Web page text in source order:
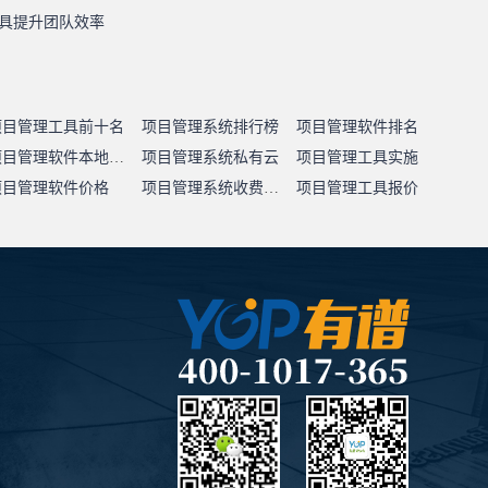
提升团队效率
管理工具前十名 项目管理系统排行榜
项目管理软件排名
项目管理软件本地部署
项目管理系统私有云
项目管理工具实施
管理软件价格
项目管理系统收费标准 项目管理工具报价